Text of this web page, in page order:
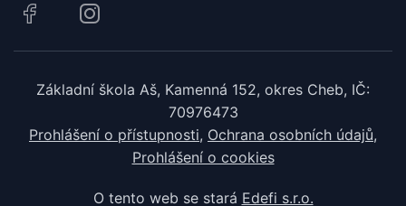
Základní škola Aš, Kamenná 152, okres Cheb, IČ:
70976473
Prohlášení o přístupnosti Ochrana osobních údajů
Prohlášení o cookies
O tento web se stará Edefi s.r.o.